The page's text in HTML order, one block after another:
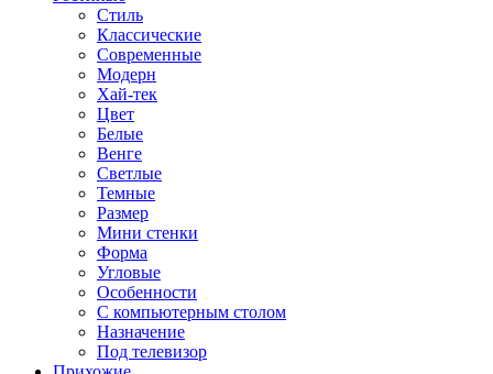
Стиль
Классические
Современные
Модерн
Хай-тек
Цвет
Белые
Венге
Светлые
Темные
Размер
Мини стенки
Форма
Угловые
Особенности
С компьютерным столом
Назначение
Под телевизор